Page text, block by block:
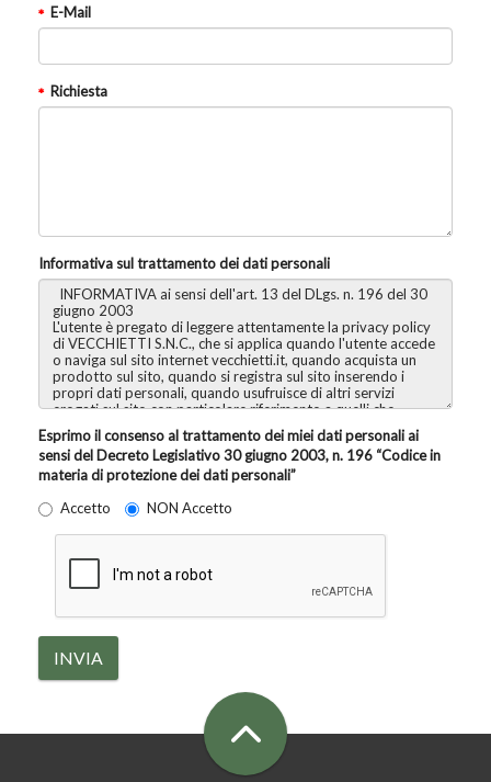
E-Mail
Richiesta
Informativa sul trattamento dei dati personali
Esprimo il consenso al trattamento dei miei dati personali ai
sensi del Decreto Legislativo 30 giugno 2003, n. 196 “Codice in
materia di protezione dei dati personali”
Accetto
NON Accetto
INVIA